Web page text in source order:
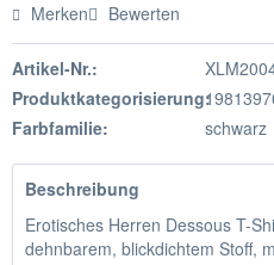
Merken Bewerten
Artikel-Nr.:
Produktkategorisierung:
Farbfamilie:
schwarz
Beschreibung
Erotisches Herren Dessous T-
dehnbarem, blickdichtem Stoff,